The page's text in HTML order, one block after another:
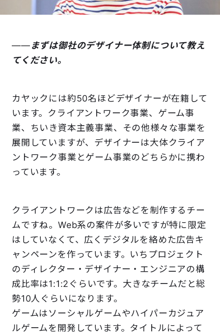
――まずは御社のデザイナー体制について教え
てください。
カヤックには約50名ほどデザイナーが在籍して
います。クライアントワーク事業、ゲーム事
業、ちいき資本主義事業、その他様々な事業を
展開していますが、デザイナーは大体クライア
ントワーク事業とゲーム事業のどちらかに携わ
っています。
クライアントワークは広告などを制作するチー
ムですね。Web系の案件が多いですが特に限定
はしていなくて、広くデジタルを絡めた広告キ
ャンペーンを作っています。いちプロジェクト
のディレクター・デザイナー・エンジニアの構
成比率は1:1:2ぐらいです。大きなチームだと総
勢10人ぐらいになります。
ゲームはソーシャルゲームやハイパーカジュア
ルゲームを開発しています。タイトルによって